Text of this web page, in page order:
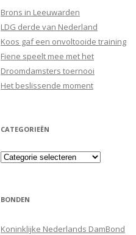
Brons in Leeuwarden
LDG derde van Nederland
Koos gaf een onvoltooide training
Fiene speelt mee met het
Droomdamsters toernooi
Het beslissende moment
CATEGORIEËN
Categorieën
BONDEN
Koninklijke Nederlands DamBond